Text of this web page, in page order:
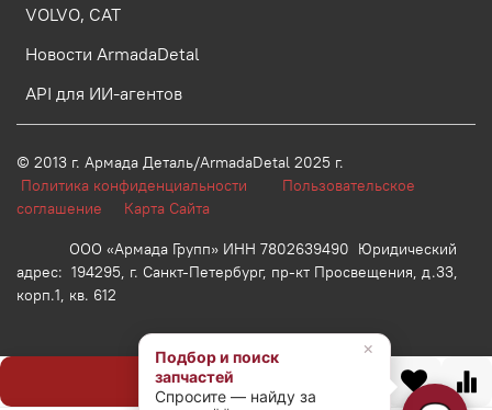
Предзаказ
VOLVO, CAT
Новости ArmadaDetal
API для ИИ-агентов
© 2013 г. Армада Деталь/ArmadaDetal 2025 г.
Политика конфиденциальности
Пользовательское
соглашение Карта Сайта
ООО «Армада Групп» ИНН 7802639490 Юридический
адрес: 194295, г. Санкт-Петербург, пр-кт Просвещения, д.33,
корп.1, кв. 612
×
Подбор и поиск
запчастей
Спросите — найду за